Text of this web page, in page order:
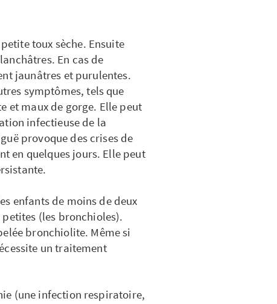
toux sèche. Ensuite
En cas de
jaunâtres et purulentes.
symptômes, tels que
et maux de gorge. Elle peut
infectieuse de la
provoque des crises de
en quelques jours. Elle peut
enfants de moins de deux
(les bronchioles).
bronchiolite. Même si
un traitement
(une infection respiratoire,